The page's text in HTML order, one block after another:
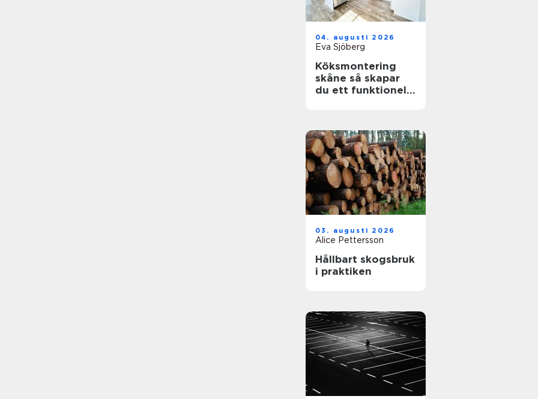
04. augusti 2026
Eva Sjöberg
Köksmontering
skåne så skapar
du ett funktionellt
03. augusti 2026
Alice Pettersson
Hållbart skogsbruk
i praktiken